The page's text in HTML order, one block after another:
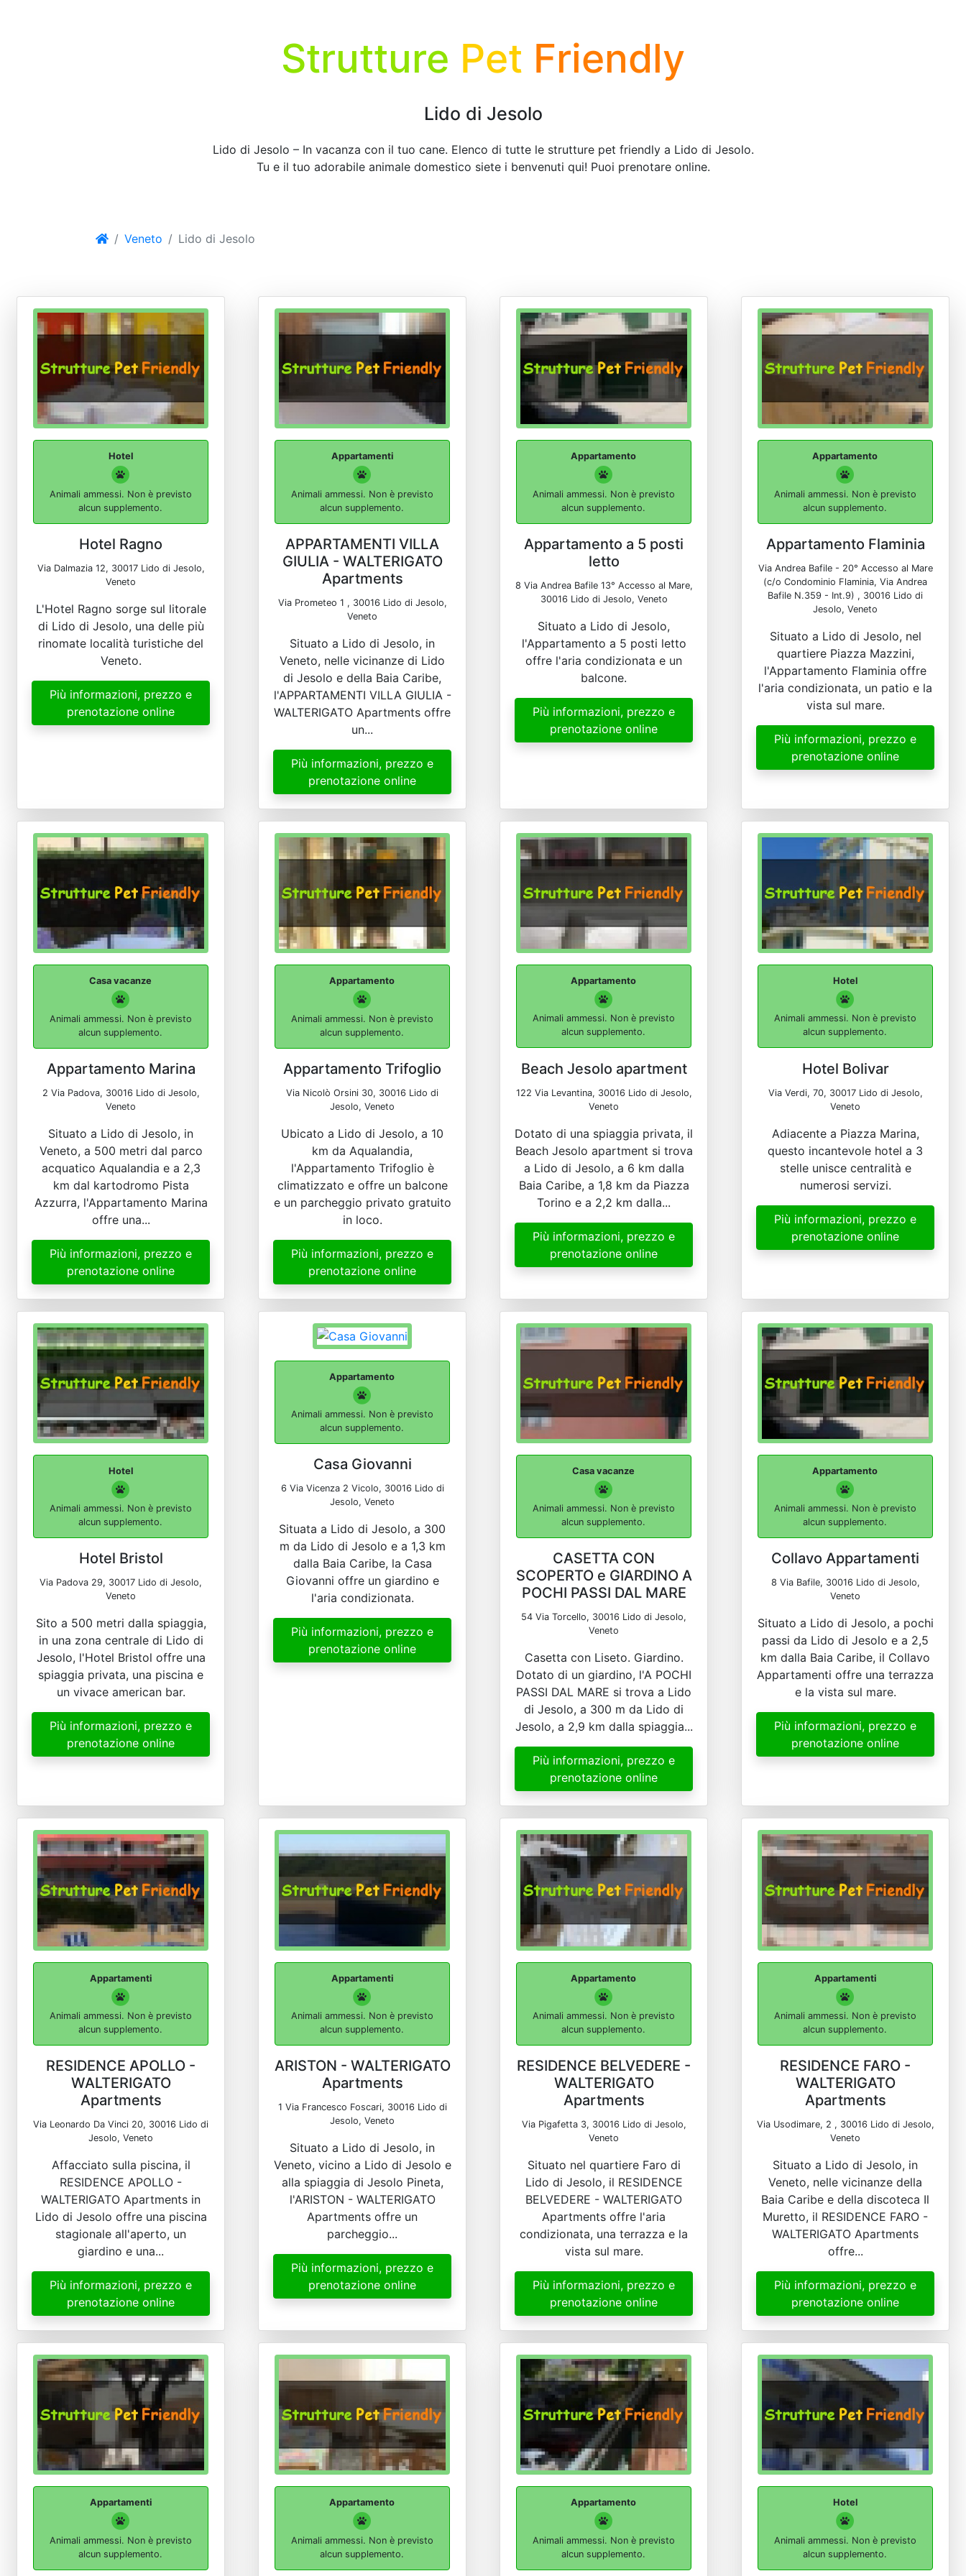
Strutture Pet Friendly
Lido di Jesolo
Lido di Jesolo – In vacanza con il tuo cane. Elenco di tutte le strutture pet friendly a Lido di Jesolo.
Tu e il tuo adorabile animale domestico siete i benvenuti qui! Puoi prenotare online.
Veneto Lido di Jesolo
Hotel
Animali ammessi. Non è previsto
alcun supplemento.
Hotel Ragno
Via Dalmazia 12, 30017 Lido di Jesolo,
Veneto
L'Hotel Ragno sorge sul litorale
di Lido di Jesolo, una delle più
rinomate località turistiche del
Veneto.
Più informazioni, prezzo e
prenotazione online
Appartamenti
Animali ammessi. Non è previsto
alcun supplemento.
APPARTAMENTI VILLA
GIULIA - WALTERIGATO
Apartments
Via Prometeo 1 , 30016 Lido di Jesolo,
Veneto
Situato a Lido di Jesolo, in
Veneto, nelle vicinanze di Lido
di Jesolo e della Baia Caribe,
l'APPARTAMENTI VILLA GIULIA -
WALTERIGATO Apartments offre
un...
Più informazioni, prezzo e
prenotazione online
Appartamento
Animali ammessi. Non è previsto
alcun supplemento.
Appartamento a 5 posti
letto
8 Via Andrea Bafile 13° Accesso al Mare,
30016 Lido di Jesolo, Veneto
Situato a Lido di Jesolo,
l'Appartamento a 5 posti letto
offre l'aria condizionata e un
balcone.
Più informazioni, prezzo e
prenotazione online
Appartamento
Animali ammessi. Non è previsto
alcun supplemento.
Appartamento Flaminia
Via Andrea Bafile - 20° Accesso al Mare
(c/o Condominio Flaminia, Via Andrea
Bafile N.359 - Int.9) , 30016 Lido di
Jesolo, Veneto
Situato a Lido di Jesolo, nel
quartiere Piazza Mazzini,
l'Appartamento Flaminia offre
l'aria condizionata, un patio e la
vista sul mare.
Più informazioni, prezzo e
prenotazione online
Casa vacanze
Animali ammessi. Non è previsto
alcun supplemento.
Appartamento Marina
2 Via Padova, 30016 Lido di Jesolo,
Veneto
Situato a Lido di Jesolo, in
Veneto, a 500 metri dal parco
acquatico Aqualandia e a 2,3
km dal kartodromo Pista
Azzurra, l'Appartamento Marina
offre una...
Più informazioni, prezzo e
prenotazione online
Appartamento
Animali ammessi. Non è previsto
alcun supplemento.
Appartamento Trifoglio
Via Nicolò Orsini 30, 30016 Lido di
Jesolo, Veneto
Ubicato a Lido di Jesolo, a 10
km da Aqualandia,
l'Appartamento Trifoglio è
climatizzato e offre un balcone
e un parcheggio privato gratuito
in loco.
Più informazioni, prezzo e
prenotazione online
Appartamento
Animali ammessi. Non è previsto
alcun supplemento.
Beach Jesolo apartment
122 Via Levantina, 30016 Lido di Jesolo,
Veneto
Dotato di una spiaggia privata, il
Beach Jesolo apartment si trova
a Lido di Jesolo, a 6 km dalla
Baia Caribe, a 1,8 km da Piazza
Torino e a 2,2 km dalla...
Più informazioni, prezzo e
prenotazione online
Hotel
Animali ammessi. Non è previsto
alcun supplemento.
Hotel Bolivar
Via Verdi, 70, 30017 Lido di Jesolo,
Veneto
Adiacente a Piazza Marina,
questo incantevole hotel a 3
stelle unisce centralità e
numerosi servizi.
Più informazioni, prezzo e
prenotazione online
Hotel
Animali ammessi. Non è previsto
alcun supplemento.
Hotel Bristol
Via Padova 29, 30017 Lido di Jesolo,
Veneto
Sito a 500 metri dalla spiaggia,
in una zona centrale di Lido di
Jesolo, l'Hotel Bristol offre una
spiaggia privata, una piscina e
un vivace american bar.
Più informazioni, prezzo e
prenotazione online
Appartamento
Animali ammessi. Non è previsto
alcun supplemento.
Casa Giovanni
6 Via Vicenza 2 Vicolo, 30016 Lido di
Jesolo, Veneto
Situata a Lido di Jesolo, a 300
m da Lido di Jesolo e a 1,3 km
dalla Baia Caribe, la Casa
Giovanni offre un giardino e
l'aria condizionata.
Più informazioni, prezzo e
prenotazione online
Casa vacanze
Animali ammessi. Non è previsto
alcun supplemento.
CASETTA CON
SCOPERTO e GIARDINO A
POCHI PASSI DAL MARE
54 Via Torcello, 30016 Lido di Jesolo,
Veneto
Casetta con Liseto. Giardino.
Dotato di un giardino, l'A POCHI
PASSI DAL MARE si trova a Lido
di Jesolo, a 300 m da Lido di
Jesolo, a 2,9 km dalla spiaggia...
Più informazioni, prezzo e
prenotazione online
Appartamento
Animali ammessi. Non è previsto
alcun supplemento.
Collavo Appartamenti
8 Via Bafile, 30016 Lido di Jesolo,
Veneto
Situato a Lido di Jesolo, a pochi
passi da Lido di Jesolo e a 2,5
km dalla Baia Caribe, il Collavo
Appartamenti offre una terrazza
e la vista sul mare.
Più informazioni, prezzo e
prenotazione online
Appartamenti
Animali ammessi. Non è previsto
alcun supplemento.
RESIDENCE APOLLO -
WALTERIGATO
Apartments
Via Leonardo Da Vinci 20, 30016 Lido di
Jesolo, Veneto
Affacciato sulla piscina, il
RESIDENCE APOLLO -
WALTERIGATO Apartments in
Lido di Jesolo offre una piscina
stagionale all'aperto, un
giardino e una...
Più informazioni, prezzo e
prenotazione online
Appartamenti
Animali ammessi. Non è previsto
alcun supplemento.
ARISTON - WALTERIGATO
Apartments
1 Via Francesco Foscari, 30016 Lido di
Jesolo, Veneto
Situato a Lido di Jesolo, in
Veneto, vicino a Lido di Jesolo e
alla spiaggia di Jesolo Pineta,
l'ARISTON - WALTERIGATO
Apartments offre un
parcheggio...
Più informazioni, prezzo e
prenotazione online
Appartamento
Animali ammessi. Non è previsto
alcun supplemento.
RESIDENCE BELVEDERE -
WALTERIGATO
Apartments
Via Pigafetta 3, 30016 Lido di Jesolo,
Veneto
Situato nel quartiere Faro di
Lido di Jesolo, il RESIDENCE
BELVEDERE - WALTERIGATO
Apartments offre l'aria
condizionata, una terrazza e la
vista sul mare.
Più informazioni, prezzo e
prenotazione online
Appartamenti
Animali ammessi. Non è previsto
alcun supplemento.
RESIDENCE FARO -
WALTERIGATO
Apartments
Via Usodimare, 2 , 30016 Lido di Jesolo,
Veneto
Situato a Lido di Jesolo, in
Veneto, nelle vicinanze della
Baia Caribe e della discoteca Il
Muretto, il RESIDENCE FARO -
WALTERIGATO Apartments
offre...
Più informazioni, prezzo e
prenotazione online
Appartamenti
Animali ammessi. Non è previsto
alcun supplemento.
Appartamento
Animali ammessi. Non è previsto
alcun supplemento.
Appartamento
Animali ammessi. Non è previsto
alcun supplemento.
Hotel
Animali ammessi. Non è previsto
alcun supplemento.